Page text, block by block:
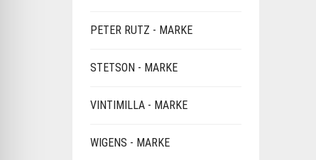
PETER RUTZ - MARKE
STETSON - MARKE
VINTIMILLA - MARKE
WIGENS - MARKE